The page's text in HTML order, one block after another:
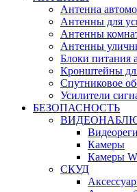
Антенна
Антенны для
Антенны
Антенны
Блоки питания
Кронштейны
Спутниковое
Усилители
БЕЗОПАСНОСТЬ
Камеры
Камеры
СКУД